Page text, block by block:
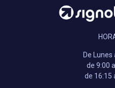
De Lunes
de 9:00
de 16:15